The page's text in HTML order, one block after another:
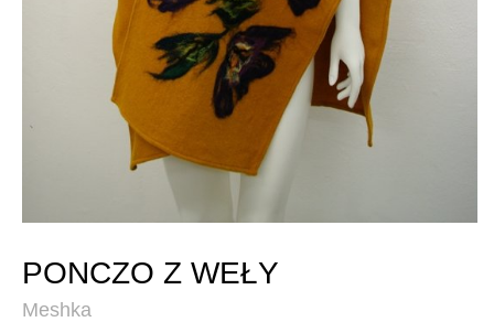
PONCZO Z WEŁY
Meshka